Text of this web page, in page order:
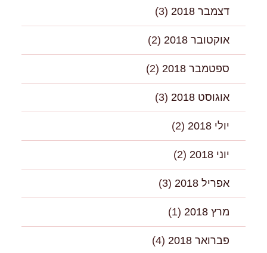
דצמבר 2018 (3)
אוקטובר 2018 (2)
ספטמבר 2018 (2)
אוגוסט 2018 (3)
יולי 2018 (2)
יוני 2018 (2)
אפריל 2018 (3)
מרץ 2018 (1)
פברואר 2018 (4)